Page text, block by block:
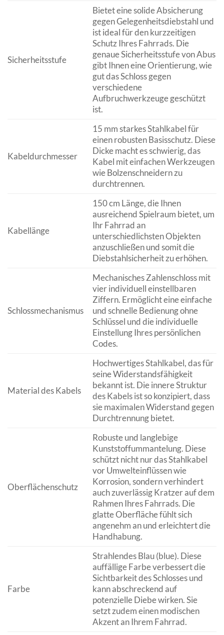
Sicherheitsstufe
Bietet eine solide Absicherung
gegen Gelegenheitsdiebstahl und
ist ideal für den kurzzeitigen
Schutz Ihres Fahrrads. Die
genaue Sicherheitsstufe von Abus
gibt Ihnen eine Orientierung, wie
gut das Schloss gegen
verschiedene
Aufbruchwerkzeuge geschützt
ist.
Kabeldurchmesser
15 mm starkes Stahlkabel für
einen robusten Basisschutz. Diese
Dicke macht es schwierig, das
Kabel mit einfachen Werkzeugen
wie Bolzenschneidern zu
durchtrennen.
Kabellänge
150 cm Länge, die Ihnen
ausreichend Spielraum bietet, um
Ihr Fahrrad an
unterschiedlichsten Objekten
anzuschließen und somit die
Diebstahlsicherheit zu erhöhen.
Schlossmechanismus
Mechanisches Zahlenschloss mit
vier individuell einstellbaren
Ziffern. Ermöglicht eine einfache
und schnelle Bedienung ohne
Schlüssel und die individuelle
Einstellung Ihres persönlichen
Codes.
Material des Kabels
Hochwertiges Stahlkabel, das für
seine Widerstandsfähigkeit
bekannt ist. Die innere Struktur
des Kabels ist so konzipiert, dass
sie maximalen Widerstand gegen
Durchtrennung bietet.
Oberflächenschutz
Robuste und langlebige
Kunststoffummantelung. Diese
schützt nicht nur das Stahlkabel
vor Umwelteinflüssen wie
Korrosion, sondern verhindert
auch zuverlässig Kratzer auf dem
Rahmen Ihres Fahrrads. Die
glatte Oberfläche fühlt sich
angenehm an und erleichtert die
Handhabung.
Farbe
Strahlendes Blau (blue). Diese
auffällige Farbe verbessert die
Sichtbarkeit des Schlosses und
kann abschreckend auf
potenzielle Diebe wirken. Sie
setzt zudem einen modischen
Akzent an Ihrem Fahrrad.